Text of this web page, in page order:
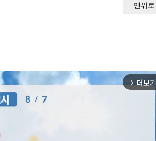
맨위로
arrow_forward_ios 더보기